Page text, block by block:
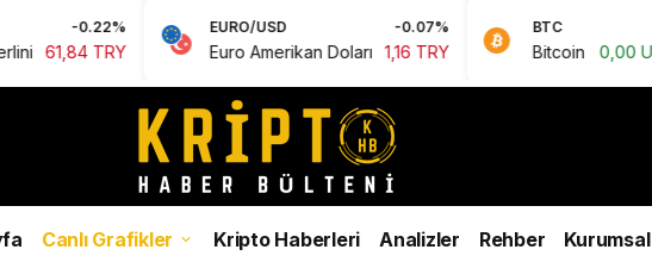
TRY
EURO/USD
Euro Amerikan Doları 1,16 TRY
BTC
Bitcoin 0,00 USDT
Canlı Grafikler Kripto Haberleri Analizler Rehber Kurumsal